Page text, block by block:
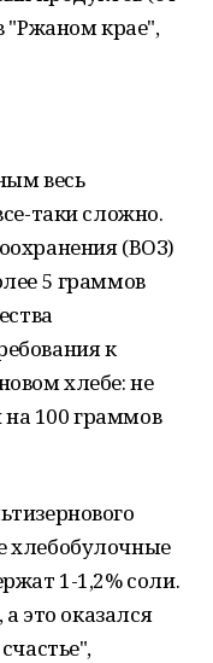
"Ржаном крае",
весь
таки сложно.
(ВОЗ)
5 граммов
к
хлебе: не
на 100 граммов
хлебобулочные
1-1,2% соли.
это оказался